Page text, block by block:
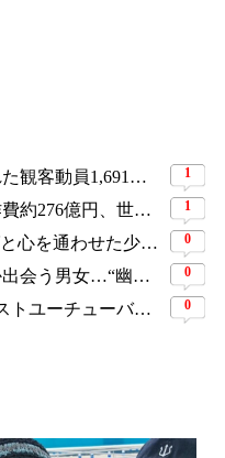
「盗作映画」の烙印を押された観客動員1,691万人の大ヒット作、裁判所の判断ですべてが覆った 1
死んでも、また戦場へ…製作費約276億円、世界興収584億円のSF大作『オール・ユー・ニード・イズ・キル』がついに配信 1
『ゴジラvsコング』でコングと心を通わせた少女役、わずか18歳で突然の死…父が事故を起こした19歳少年に伝えた言葉 0
遺体が埋まった場所でなぜか出会う男女…“幽霊の証言”で事件を解く『恋は命がけ』がNetflix世界2位 0
登録者137万人のバイオリニストユーチューバーと元K-POPアイドルが交際告白 0